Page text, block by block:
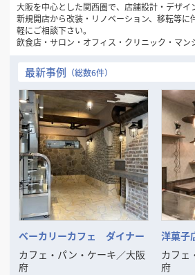
大阪を中心とした関西圏で、店舗設計・デザイ
新規開店から改装・リノベーション、移転等に
軽にご相談下さい。
飲食店・サロン・オフィス・クリニック・マン
最新事例 （総数6件）
ベーカリーカフェ ダイナー
カフェ・パン・ケーキ／大阪
府
洋菓子
カフェ
府